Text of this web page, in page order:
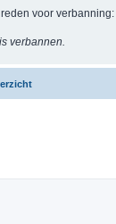
voor verbanning:
verbannen.